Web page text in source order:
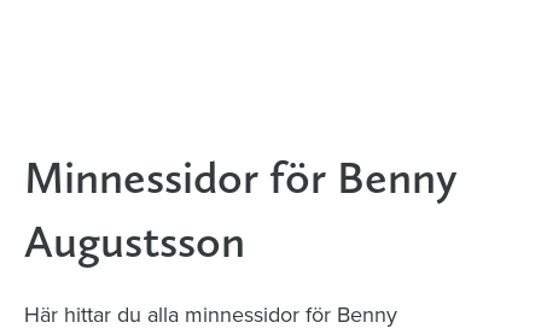
Minnessidor för Benny
Augustsson
Här hittar du alla minnessidor för Benny